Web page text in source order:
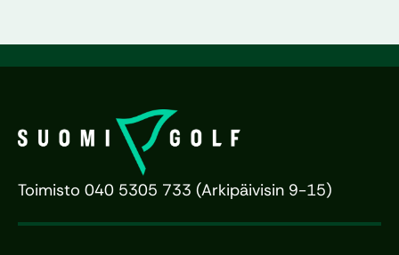
Toimisto 040 5305 733 (Arkipäivisin 9-15)